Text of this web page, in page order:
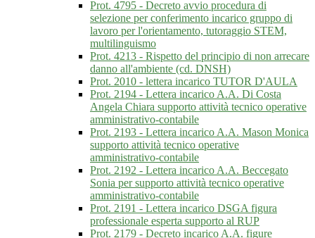
Prot. 4795 - Decreto avvio procedura di
selezione per conferimento incarico gruppo di
lavoro per l'orientamento, tutoraggio STEM,
multilinguismo
Prot. 4213 - Rispetto del principio di non arrecare
danno all'ambiente (cd. DNSH)
Prot. 2010 - lettera incarico TUTOR D'AULA
Prot. 2194 - Lettera incarico A.A. Di Costa
Angela Chiara supporto attività tecnico operative
amministrativo-contabile
Prot. 2193 - Lettera incarico A.A. Mason Monica
supporto attività tecnico operative
amministrativo-contabile
Prot. 2192 - Lettera incarico A.A. Beccegato
Sonia per supporto attività tecnico operative
amministrativo-contabile
Prot. 2191 - Lettera incarico DSGA figura
professionale esperta supporto al RUP
Prot. 2179 - Decreto incarico A.A. figure